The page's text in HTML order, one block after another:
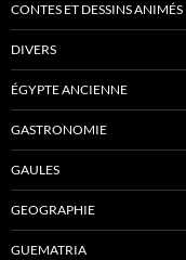
CONTES ET DESSINS ANIMÉS
DIVERS
ÉGYPTE ANCIENNE
GASTRONOMIE
GAULES
GEOGRAPHIE
GUEMATRIA